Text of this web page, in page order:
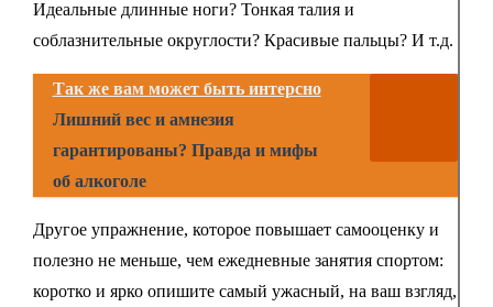
Идеальные длинные ноги? Тонкая талия и
соблазнительные округлости? Красивые пальцы? И т.д.
Так же вам может быть интерсно
Лишний вес и амнезия
гарантированы? Правда и мифы
об алкоголе
Другое упражнение, которое повышает самооценку и
полезно не меньше, чем ежедневные занятия спортом:
коротко и ярко опишите самый ужасный, на ваш взгляд,